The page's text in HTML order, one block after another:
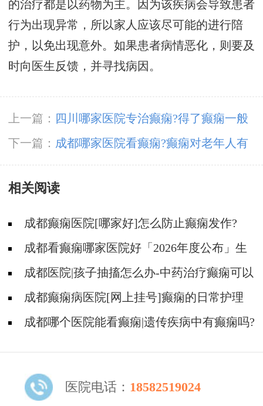
的治疗都是以药物为主。因为该疾病会导致患者
行为出现异常，所以家人应该尽可能的进行陪
护，以免出现意外。如果患者病情恶化，则要及
时向医生反馈，并寻找病因。
上一篇：
四川哪家医院专治癫痫?得了癫痫一般
多久发作一次?
下一篇： 成都哪家医院看癫痫?癫痫对老年人有
什么危害?
相关阅读
成都癫痫医院[哪家好]怎么防止癫痫发作?
成都看癫痫哪家医院好「2026年度公布」生
活中容易被忽视的癫痫诱因有哪些?
成都医院|孩子抽搐怎么办-中药治疗癫痫可以
治好吗?
成都癫痫病医院[网上挂号]癫痫的日常护理
要点有哪些?
成都哪个医院能看癫痫|遗传疾病中有癫痫吗?
医院电话： 18582519024